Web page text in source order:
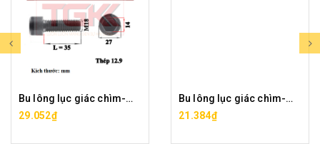
Bu lông lục giác chìm-M18x35
29.052₫
Bu lông lục giác chìm-M18x40
21.384₫